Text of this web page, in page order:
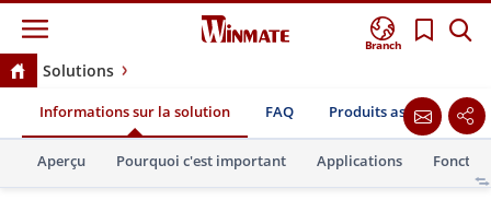
Branch
Solutions
Plateformes informatiques pour missions maritimes
destinées aux opérations maritimes
Informations sur la solution FAQ Produits associés
Aperçu Pourquoi c'est important Applications